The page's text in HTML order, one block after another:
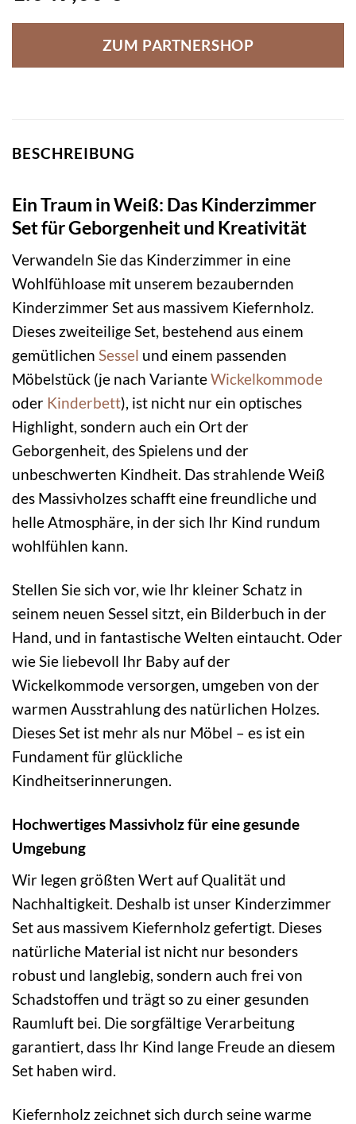
ZUM PARTNERSHOP
BESCHREIBUNG
Ein Traum in Weiß: Das Kinderzimmer
Set für Geborgenheit und Kreativität
Verwandeln Sie das Kinderzimmer in eine
Wohlfühloase mit unserem bezaubernden
Kinderzimmer Set aus massivem Kiefernholz.
Dieses zweiteilige Set, bestehend aus einem
gemütlichen Sessel und einem passenden
Möbelstück (je nach VarianteWickelkommode
oder Kinderbett), ist nicht nur ein optisches
Highlight, sondern auch ein Ort der
Geborgenheit, des Spielens und der
unbeschwerten Kindheit. Das strahlende Weiß
des Massivholzes schafft eine freundliche und
helle Atmosphäre, in der sich Ihr Kind rundum
wohlfühlen kann.
Stellen Sie sich vor, wie Ihr kleiner Schatz in
seinem neuen Sessel sitzt, ein Bilderbuch in der
Hand, und in fantastische Welten eintaucht. Oder
wie Sie liebevoll Ihr Baby auf der
Wickelkommode versorgen, umgeben von der
warmen Ausstrahlung des natürlichen Holzes.
Dieses Set ist mehr als nur Möbel – es ist ein
Fundament für glückliche
Kindheitserinnerungen.
Hochwertiges Massivholz für eine gesunde
Umgebung
Wir legen größten Wert auf Qualität und
Nachhaltigkeit. Deshalb ist unser Kinderzimmer
Set aus massivem Kiefernholz gefertigt. Dieses
natürliche Material ist nicht nur besonders
robust und langlebig, sondern auch frei von
Schadstoffen und trägt so zu einer gesunden
Raumluft bei. Die sorgfältige Verarbeitung
garantiert, dass Ihr Kind lange Freude an diesem
Set haben wird.
Kiefernholz zeichnet sich durch seine warme